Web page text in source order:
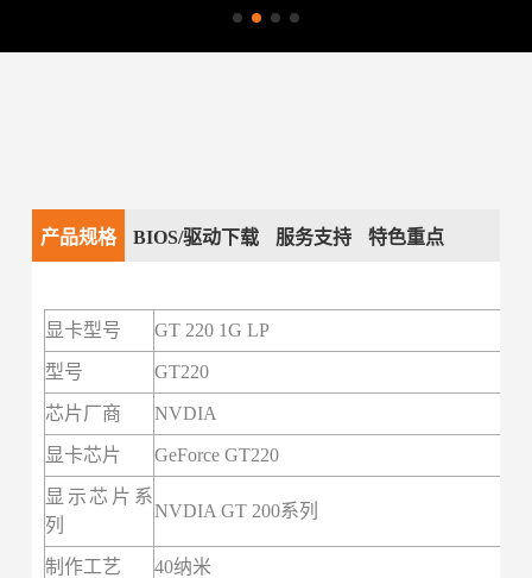
产品规格 BIOS/驱动下载 服务支持 特色重点
显卡型号 GT 220 1G LP
型号 GT220
芯片厂商 NVDIA
显卡芯片 GeForce GT220
显示芯片系
列
NVDIA GT 200系列
制作工艺 40纳米